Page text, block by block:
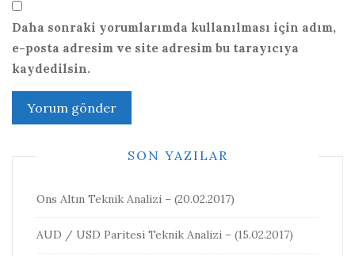
Daha sonraki yorumlarımda kullanılması için adım,
e-posta adresim ve site adresim bu tarayıcıya
kaydedilsin.
SON YAZILAR
Ons Altın Teknik Analizi – (20.02.2017)
AUD / USD Paritesi Teknik Analizi – (15.02.2017)